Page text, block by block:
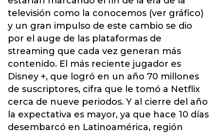
televisión como la conocemos (ver gráfico)
y un gran impulso de este cambio se dio
por el auge de las plataformas de
streaming que cada vez generan más
contenido. El más reciente jugador es
Disney +, que logró en un año 70 millones
de suscriptores, cifra que le tomó a Netflix
cerca de nueve periodos. Y al cierre del año
la expectativa es mayor, ya que hace 10 días
desembarcó en Latinoamérica, región